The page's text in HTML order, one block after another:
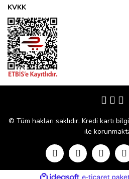
KVKK
© Tüm hakları saklıdır. Kredi kartı
ile
ideasoft